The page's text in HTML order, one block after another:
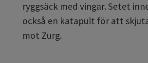
ryggsäck med vingar. Setet
också en katapult för att
mot Zurg.